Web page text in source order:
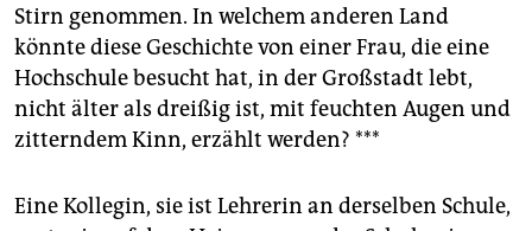
veranstaltungen
shop
fragen & hilfe
abo
Stirn genommen. In welchem anderen Land
könnte diese Geschichte von einer Frau, die eine
Hochschule besucht hat, in der Großstadt lebt,
nicht älter als dreißig ist, mit feuchten Augen und
zitterndem Kinn, erzählt werden? ***
Eine Kollegin, sie ist Lehrerin an derselben Schule,